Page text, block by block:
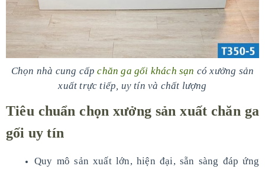
Chọn nhà cung cấpchăn ga gối khách sạn có xưởng sản
xuất trực tiếp, uy tín và chất lượng
Tiêu chuẩn chọn xưởng sản xuất chăn ga
gối uy tín
Quy mô sản xuất lớn, hiện đại, sẵn sàng đáp ứng